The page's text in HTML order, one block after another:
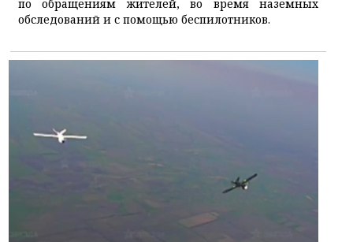
по обращениям жителей, во время наземных
обследований и с помощью беспилотников.